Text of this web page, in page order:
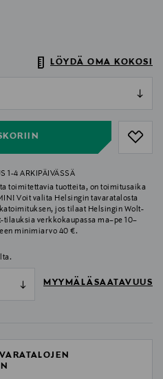
LÖYDÄ OMA KOKOSI
1-4 ARKIPÄIVÄSSÄ
toimitettavia tuotteita, on toimitusaika
Voit valita Helsingin tavaratalosta
jos tilaat Helsingin Wolt-
verkkokaupassa ma–pe 10–
minimiarvo 40 €.
MYYMÄLÄSAATAVUUS